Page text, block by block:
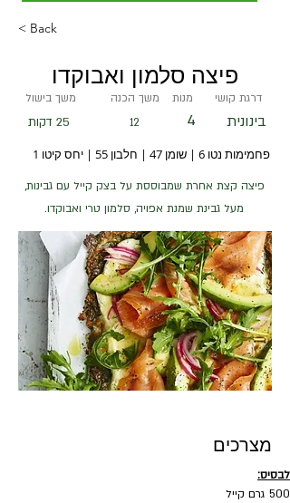
< Back
פיצה סלמון ואבוקדו
משך הכנה מנות דרגת קושי משך בישול
בינונית 4
12
25 דקות
פחמימות נטו 6 | שומן 47 | חלבון 55 | יחס קיטו 1
פיצה קצת אחרת שמבוססת על בצק קייל עם גבינות,
מעל גבינת שמנת אפויה, סלמון טרי ואבוקדו.
מצרכים
לבסיס:
500 גרם קייל